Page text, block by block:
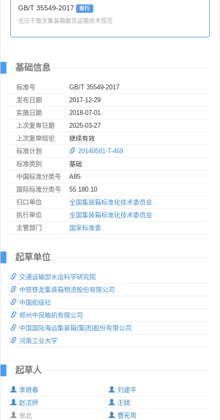
GB/T 35549-2017 现行
无压干散货集装箱散货运输技术规范
基础信息
标准号
GB/T 35549-2017
发布日期
2017-12-29
实施日期
2018-07-01
上次复审日期
2025-03-27
上次复审结论
继续有效
标准计划
20140581-T-469
标准类别
基础
中国标准分类号
A85
国际标准分类号
55.180.10
归口单位
全国集装箱标准化技术委员会
执行单位
全国集装箱标准化技术委员会
主管部门
国家标准委
起草单位
交通运输部水运科学研究院
中铁铁龙集装箱物流股份有限公司
中国船级社
郑州中良粮机有限公司
中国国际海运集装箱(集团)股份有限公司
河南工业大学
起草人
李继春
刘建平
赵洁婷
王婧
张北
曹宪周